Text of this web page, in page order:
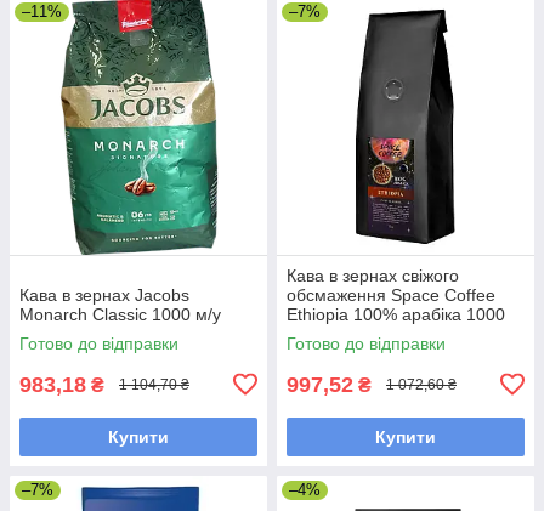
–11%
Кава в зернах Jacobs
Monarch Classic 1000 м/у
Готово до відправки
983,18 ₴ 1 104,70 ₴
Купити
–7%
Кава в зернах свіжого
обсмаження Space Coffee
Ethiopia 100% арабіка 1000
грам
Готово до відправки
997,52 ₴ 1 072,60 ₴
Купити
–7% –4%